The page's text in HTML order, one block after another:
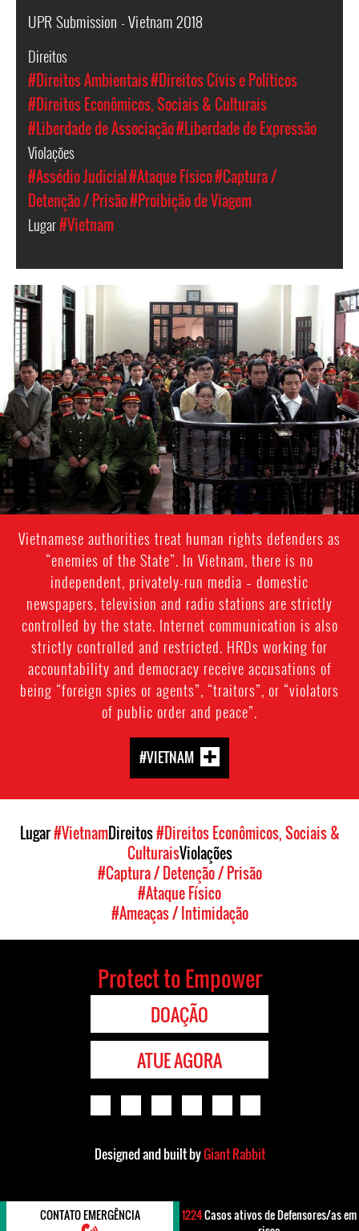
UPR Submission - Vietnam 2018
Direitos
#Direitos Ambientais#Direitos Civis e Políticos
#Direitos Econômicos, Sociais & Culturais
#Liberdade de Associação#Liberdade de Expressão
Violações
#Assédio Judicial#Ataque Físico#Captura /
Detenção / Prisão#Proibição de Viagem
Lugar#Vietnam
#Vietnam-
general-
context.jpg
Vietnamese authorities treat human rights defenders as
“enemies of the State”. In Vietnam, there is no
independent, privately-run media – domestic
newspapers, television and radio stations are strictly
controlled by the state. Internet communication is also
strictly controlled and restricted. HRDs working for
accountability and democracy receive accusations of
being “foreign spies or agents”, “traitors”, or “violators
of public order and peace”.
#VIETNAM
Lugar#VietnamDireitos#Direitos Econômicos, Sociais &
CulturaisViolações
#Captura / Detenção / Prisão
#Ataque Físico
#Ameaças / Intimidação
Protect to Empower
DOAÇÃO
ATUE AGORA
Designed and built byGiant Rabbit
CONTATO EMERGÊNCIA 1224Casos ativos de Defensores/as em